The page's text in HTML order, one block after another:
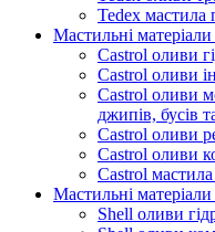
Tedex мастила
Мастильні
Castrol оливи
Castrol оливи
Castrol оливи
джипів, бусів
Castrol оливи
Castrol оливи
Castrol мастила
Мастильні
Shell оливи